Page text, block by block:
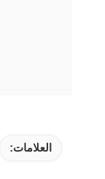
العلامات: